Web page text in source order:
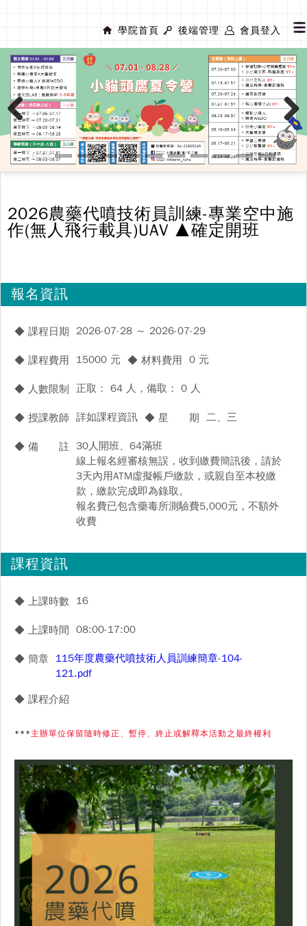
學院首頁 後端管理 會員登入
Previous Next
2026農藥代噴技術員訓練-專業空中施
作(無人飛行載具)UAV ▲確定開班
報名資訊
◆ 課程日期 2026-07-28 ～ 2026-07-29
◆ 課程費用 15000 元 ◆ 材料費用 0 元
◆ 人數限制 正取： 64 人，備取： 0 人
◆ 授課教師 詳如課程資訊 ◆ 星 期 二、三
◆ 備 註
30人開班、64滿班
線上報名經審核無誤，收到繳費簡訊後，請於
3天內用ATM虛擬帳戶繳款，或親自至本校繳
款，繳款完成即為錄取。
報名費已包含藥毒所測驗費5,000元，不額外
收費
課程資訊
◆ 上課時數 16
◆ 上課時間 08:00-17:00
◆ 簡章
115年度農藥代噴技術人員訓練簡章-104-
121.pdf
◆ 課程介紹
***主辦單位保留隨時修正、暫停、終止或解釋本活動之最終權利